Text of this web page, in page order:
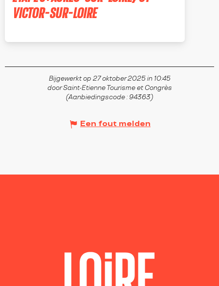
VICTOR-SUR-LOIRE
Bijgewerkt op 27 oktober 2025 in 10:45
door Saint-Etienne Tourisme et Congrès
(Aanbiedingscode : 94363)
Een fout melden